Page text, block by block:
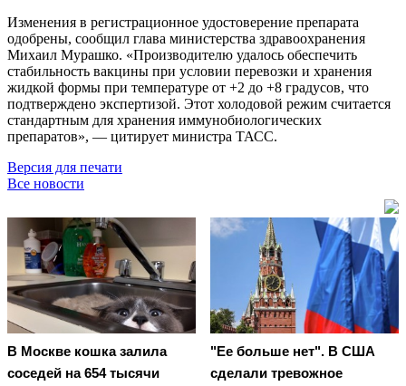
Изменения в регистрационное удостоверение препарата
одобрены, сообщил глава министерства здравоохранения
Михаил Мурашко. «Производителю удалось обеспечить
стабильность вакцины при условии перевозки и хранения
жидкой формы при температуре от +2 до +8 градусов, что
подтверждено экспертизой. Этот холодовой режим считается
стандартным для хранения иммунобиологических
препаратов», — цитирует министра ТАСС.
Версия для печати
Все новости
В Москве кошка залила
соседей на 654 тысячи
"Ее больше нет". В США
сделали тревожное